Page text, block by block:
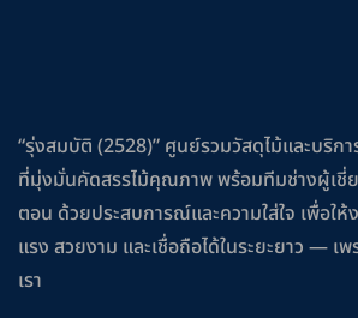
“รุ่งสมบัติ (2528)” ศูนย์รวมวัสดุไม้และบริก
ที่มุ่งมั่นคัดสรรไม้คุณภาพ พร้อมทีมช่างผู้เ
ตอน ด้วยประสบการณ์และความใส่ใจ เพื่อใ
แรง สวยงาม และเชื่อถือได้ในระยะยาว — เพร
เรา